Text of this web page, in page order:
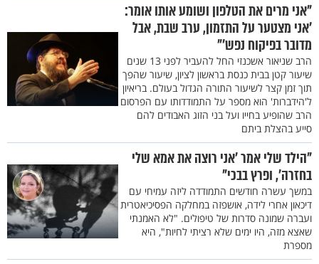
"אני מרים את הטלפון ושומע אותו אומר:
'אני מצטער על התזמון, ערב שבת, אבל
מדובר בפיקוח נפש'"
הרב שניאור אשכנזי החל להעביר לפני 13 שנים
שיעור קטן בבית כנסת בראשון לציון, שיעור שהפך
תוך זמן קצר לשיעור התורה הגדול בעולם. בריאיון
ל'הידברות' הוא מספר על התמודדותו עם הפרסום
הרב שהופיע בחייו ועל בני הזוג האבודים להם
סייע בהצלת ביתם
"הילד שלי אמר 'אני רוצה את אמא שלי
בחזרה', ופרץ בבכי"
במשך עשרה חודשים התמודדה ליזה עמיחי עם
דיכאון אחרי לידה, אושפזה במחלקה הפסיכיאטרית
ועברה שמונה סדרות של טיפולים. "לא האמנתי
שאצא מזה, היו ימים שלא רציתי לחיות", היא
מספרת